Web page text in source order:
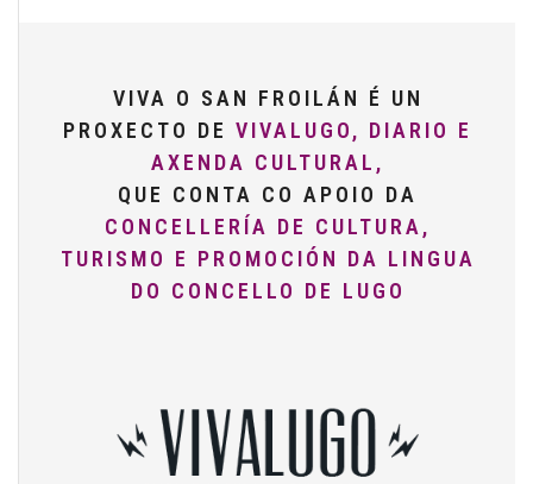
VIVA O SAN FROILÁN É UN
PROXECTO DE VIVALUGO, DIARIO E
AXENDA CULTURAL,
QUE CONTA CO APOIO DA
CONCELLERÍA DE CULTURA,
TURISMO E PROMOCIÓN DA LINGUA
DO CONCELLO DE LUGO